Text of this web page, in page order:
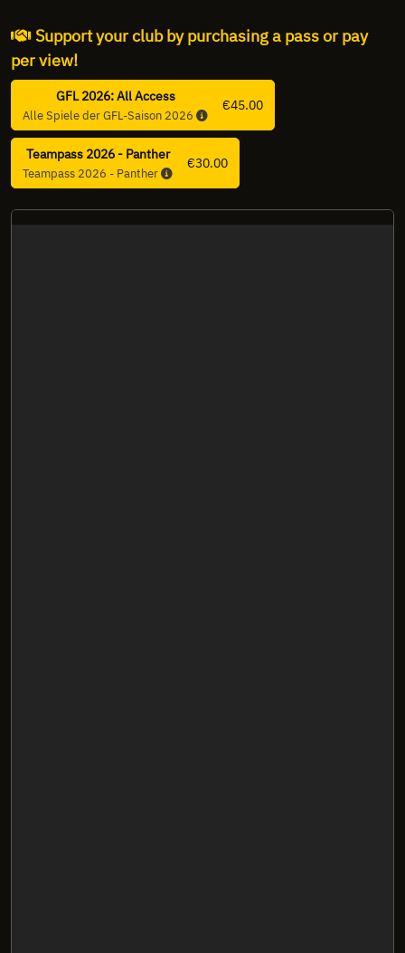
Support your club by purchasing a pass or pay
per view!
GFL 2026: All Access
Alle Spiele der GFL-Saison 2026
€45.00
Teampass 2026 - Panther
Teampass 2026 - Panther
€30.00